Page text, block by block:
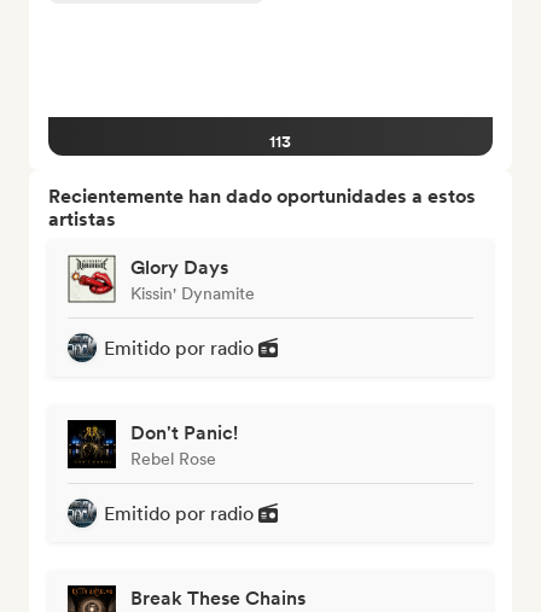
113
Recientemente han dado oportunidades a estos
artistas
Glory Days
Kissin' Dynamite
Emitido por radio
Don't Panic!
Rebel Rose
Emitido por radio
Break These Chains